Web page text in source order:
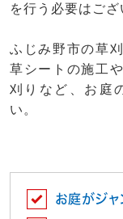
を行う必要はござ
ふじみ野市の草
草シートの施工
刈りなど、お庭
い。
お庭がジャ